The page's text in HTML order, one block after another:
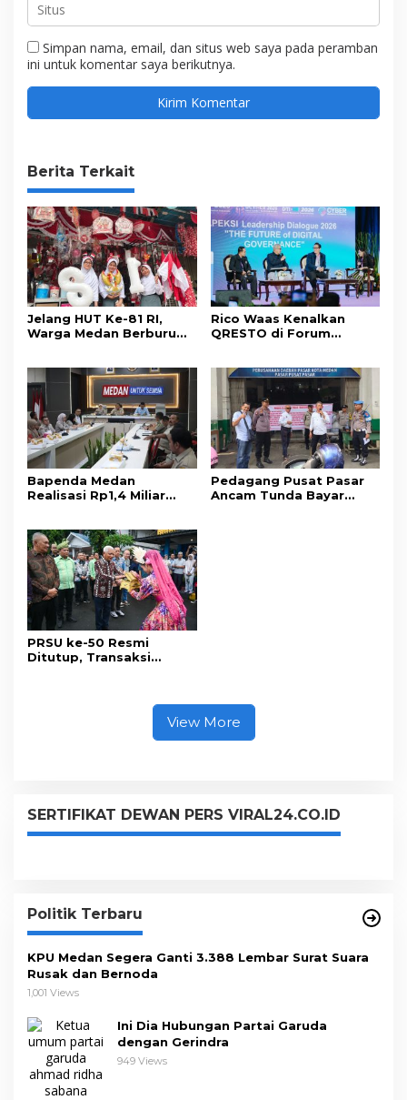
Simpan nama, email, dan situs web saya pada peramban
ini untuk komentar saya berikutnya.
Berita Terkait
Jelang HUT Ke-81 RI,
Warga Medan Berburu
Rico Waas Kenalkan
QRESTO di Forum
Bapenda Medan
Realisasi Rp1,4 Miliar
Pedagang Pusat Pasar
Ancam Tunda Bayar
PRSU ke-50 Resmi
Ditutup, Transaksi
View More
SERTIFIKAT DEWAN PERS VIRAL24.CO.ID
Politik Terbaru
KPU Medan Segera Ganti 3.388 Lembar Surat Suara
Rusak dan Bernoda
1,001 Views
Ini Dia Hubungan Partai Garuda
dengan Gerindra
949 Views